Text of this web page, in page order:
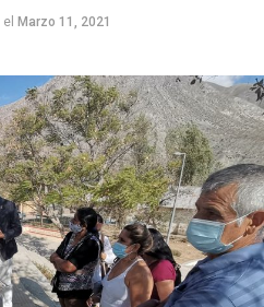
el Marzo 11, 2021